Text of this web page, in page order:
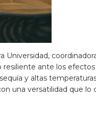
ante los
y altas
una versatilidad que